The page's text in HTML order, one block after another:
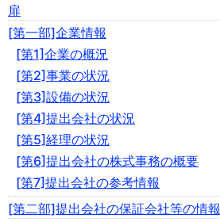
扉
[第一部]企業情報
[第1]企業の概況
[第2]事業の状況
[第3]設備の状況
[第4]提出会社の状況
[第5]経理の状況
[第6]提出会社の株式事務の概要
[第7]提出会社の参考情報
[第二部]提出会社の保証会社等の情報